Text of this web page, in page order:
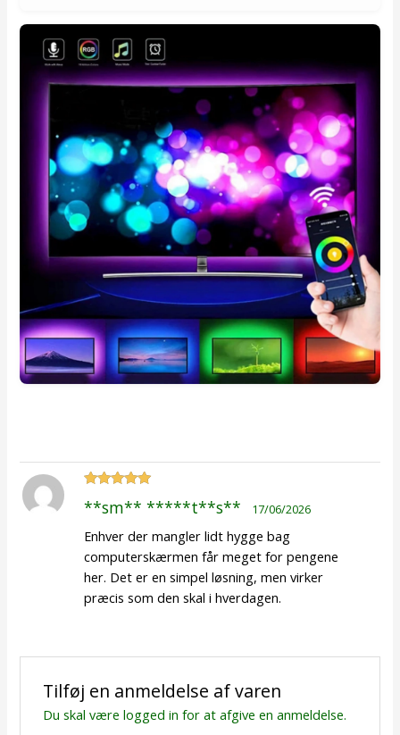
ud af 5
**sm** *****t**s** 17/06/2026
Enhver der mangler lidt hygge bag
computerskærmen får meget for pengene
her. Det er en simpel løsning, men virker
præcis som den skal i hverdagen.
Tilføj en anmeldelse af varen
Du skal være logged in for at afgive en anmeldelse.